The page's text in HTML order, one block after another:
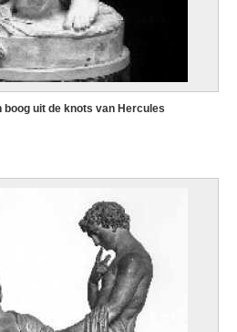
uit de knots van Hercules